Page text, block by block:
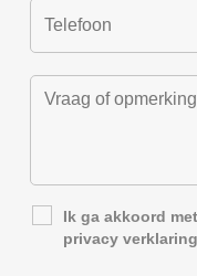
Ik ga akkoord
privacy verklaring